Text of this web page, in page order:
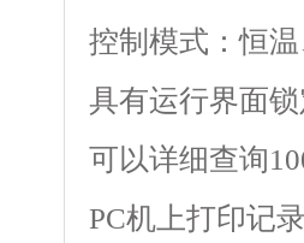
控制模式：恒温
具有运行界面锁
可以详细查询
PC机上打印记